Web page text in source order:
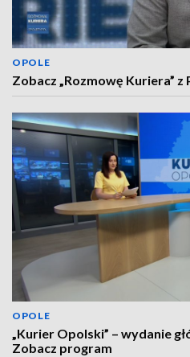
OPOLE
Zobacz „Rozmowę Kuriera”
OPOLE
„Kurier Opolski” – wydanie
Zobacz program